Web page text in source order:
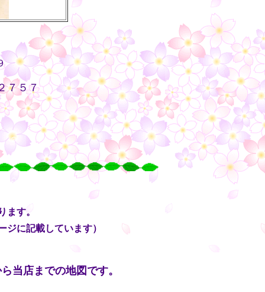
７５７ ・・
○
○
○
ます。
ジに記載しています）
当店までの地図です。